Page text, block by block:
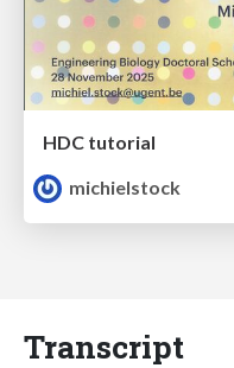
HDC tutorial
michielstock
Transcript